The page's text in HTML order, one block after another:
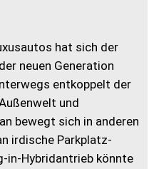
hat sich der
neuen Generation
entkoppelt der
und
bewegt sich in anderen
irdische Parkplatz-
in-Hybridantrieb könnte